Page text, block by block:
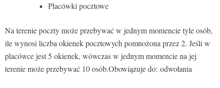
Placówki pocztowe
Na terenie poczty może przebywać w jednym momencie tyle osób,
ile wynosi liczba okienek pocztowych pomnożona przez 2. Jeśli w
placówce jest 5 okienek, wówczas w jednym momencie na jej
terenie może przebywać 10 osób.Obowiązuje do: odwołania